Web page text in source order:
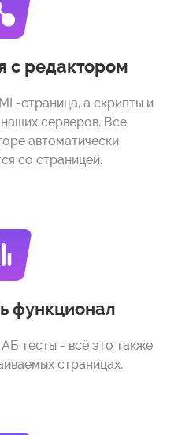
с редактором
страница, а скрипты и
наших серверов. Все
автоматически
со страницей.
функционал
тесты - всё это также
страницах.